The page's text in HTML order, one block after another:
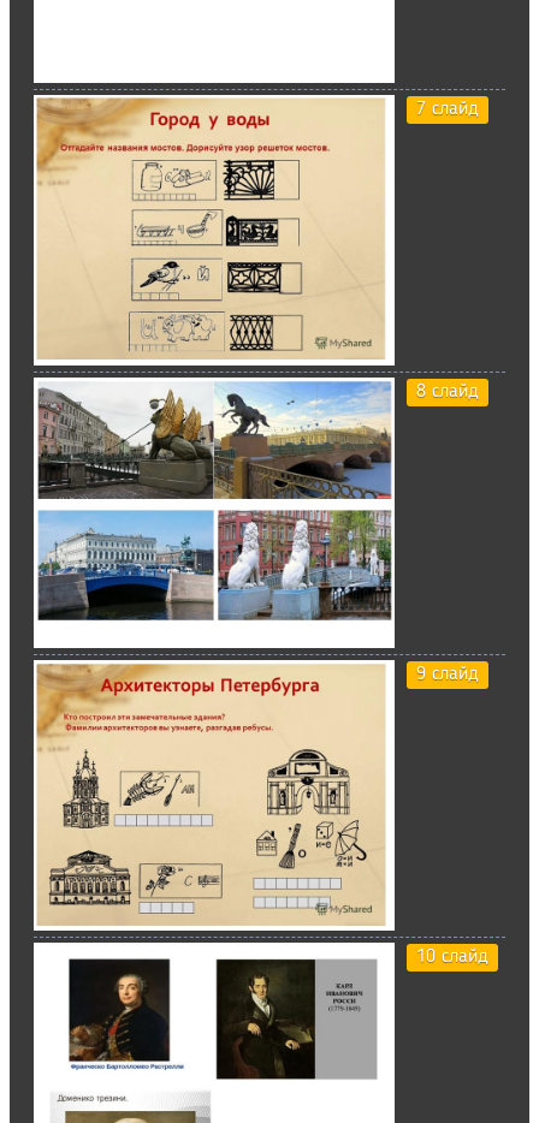
7 слайд
8 слайд
9 слайд
10 слайд